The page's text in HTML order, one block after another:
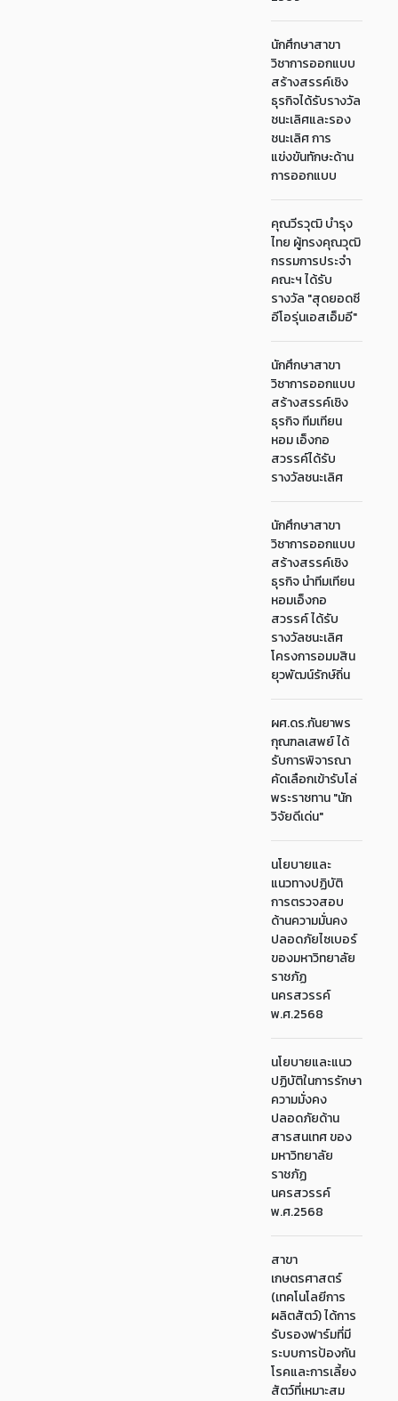
นักศึกษาสาขา
วิชาการออกแบบ
สร้างสรรค์เชิง
ธุรกิจได้รับรางวัล
ชนะเลิศและรอง
ชนะเลิศ การ
แข่งขันทักษะด้าน
การออกแบบ
คุณวีรวุฒิ บำรุง
ไทย ผู้ทรงคุณวุฒิ
กรรมการประจำ
คณะฯ ได้รับ
รางวัล "สุดยอดซี
อีโอรุ่นเอสเอ็มอี"
นักศึกษาสาขา
วิชาการออกแบบ
สร้างสรรค์เชิง
ธุรกิจ ทีมเทียน
หอม เอ็งกอ
สวรรค์ได้รับ
รางวัลชนะเลิศ
นักศึกษาสาขา
วิชาการออกแบบ
สร้างสรรค์เชิง
ธุรกิจ นำทีมเทียน
หอมเอ็งกอ
สวรรค์ ได้รับ
รางวัลชนะเลิศ
โครงการอมมสิน
ยุวพัฒน์รักษ์ถิ่น
ผศ.ดร.กันยาพร
กุณฑลเสพย์ ได้
รับการพิจารณา
คัดเลือกเข้ารับโล่
พระราชทาน "นัก
วิจัยดีเด่น"
นโยบายและ
แนวทางปฏิบัติ
การตรวจสอบ
ด้านความมั่นคง
ปลอดภัยไซเบอร์
ของมหาวิทยาลัย
ราชภัฏ
นครสวรรค์
พ.ศ.2568
นโยบายและแนว
ปฏิบัติในการรักษา
ความมั่งคง
ปลอดภัยด้าน
สารสนเทศ ของ
มหาวิทยาลัย
ราชภัฏ
นครสวรรค์
พ.ศ.2568
สาขา
เกษตรศาสตร์
(เทคโนโลยีการ
ผลิตสัตว์) ได้การ
รับรองฟาร์มที่มี
ระบบการป้องกัน
โรคและการเลี้ยง
สัตว์ที่เหมาะสม